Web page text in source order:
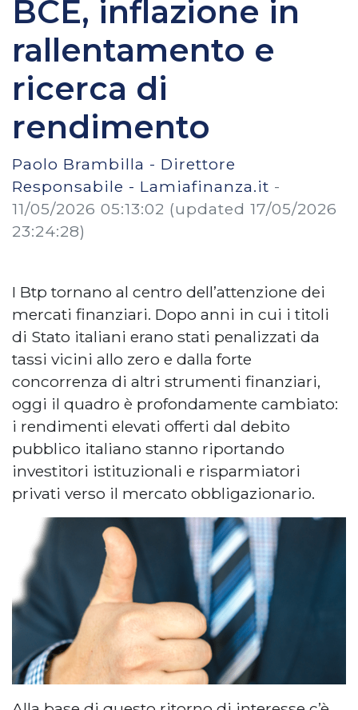
BCE, inflazione in
rallentamento e
ricerca di
rendimento
Paolo Brambilla - Direttore
Responsabile - Lamiafinanza.it -
11/05/2026 05:13:02 (updated 17/05/2026
23:24:28)
I Btp tornano al centro dell’attenzione dei
mercati finanziari. Dopo anni in cui i titoli
di Stato italiani erano stati penalizzati da
tassi vicini allo zero e dalla forte
concorrenza di altri strumenti finanziari,
oggi il quadro è profondamente cambiato:
i rendimenti elevati offerti dal debito
pubblico italiano stanno riportando
investitori istituzionali e risparmiatori
privati verso il mercato obbligazionario.